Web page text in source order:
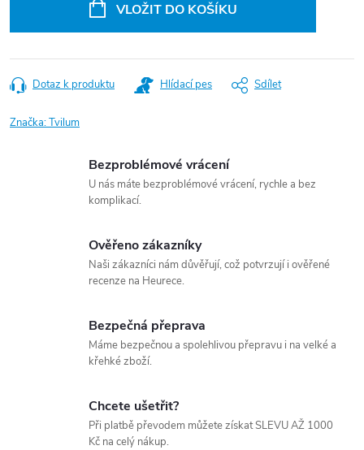
VLOŽIT DO KOŠÍKU
Dotaz k produktu Hlídací pes Sdílet
Značka:Tvilum
Bezproblémové vrácení
U nás máte bezproblémové vrácení, rychle a bez
komplikací.
Ověřeno zákazníky
Naši zákazníci nám důvěřují, což potvrzují i ověřené
recenze na Heurece.
Bezpečná přeprava
Máme bezpečnou a spolehlivou přepravu i na velké a
křehké zboží.
Chcete ušetřit?
Při platbě převodem můžete získat SLEVU AŽ 1000
Kč na celý nákup.